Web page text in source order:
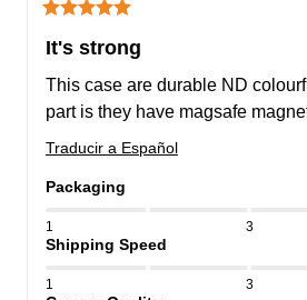
It's strong
This case are durable ND
part is they have magsafe
Traducir a Español
Packaging
1 3
Shipping Speed
1 3